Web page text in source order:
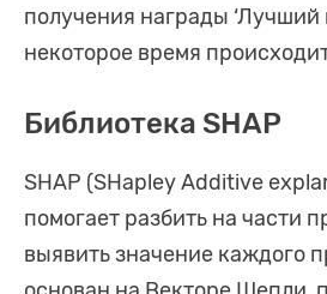
получения награды ‘Лучший
некоторое время
Библиотека SHAP
SHAP (SHapley Additive
помогает разбить на части
выявить значение каждого